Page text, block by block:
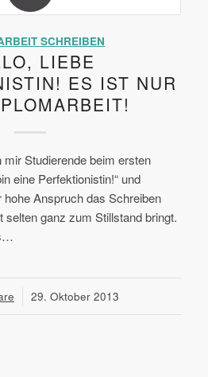
SCHREIBEN
LIEBE
ES IST NUR
Studierende beim ersten
eine Perfektionistin!“ und
Anspruch das Schreiben
ganz zum Stillstand bringt.
29. Oktober 2013